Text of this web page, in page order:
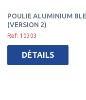
POULIE ALUMINIUM
(VERSION 2)
Ref: 10303
DÉTAILS